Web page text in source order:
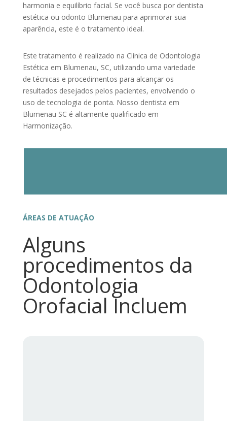
harmonia e equilíbrio facial. Se você busca por dentista
estética ou odonto Blumenau para aprimorar sua
aparência, este é o tratamento ideal.
Este tratamento é realizado na Clínica de Odontologia
Estética em Blumenau, SC, utilizando uma variedade
de técnicas e procedimentos para alcançar os
resultados desejados pelos pacientes, envolvendo o
uso de tecnologia de ponta. Nosso dentista em
Blumenau SC é altamente qualificado em
Harmonização.
ÁREAS DE ATUAÇÃO
Alguns
procedimentos da
Odontologia
Orofacial Incluem